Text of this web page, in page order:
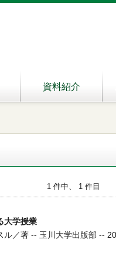
資料紹介
1 件中、 1 件目
大学授業
ル／著 -- 玉川大学出版部 --